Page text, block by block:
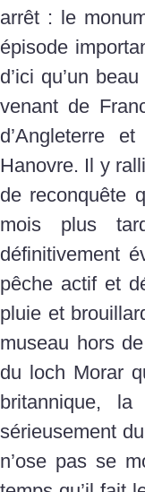
arrêt : le
épisode
d’ici qu’un
venant de
d’Angleterre
Hanovre. Il y
de reconquête
mois plus
définitivement
pêche actif et
pluie et
museau hors
du loch Morar
britannique,
sérieusement
n’ose pas se